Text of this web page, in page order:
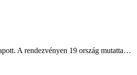
A rendezvényen 19 ország mutatta…